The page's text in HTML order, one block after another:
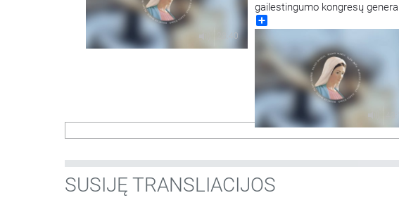
28:40
gailestingumo kongresų
šventovės rektoriaus kun.
SUSIJĘ TRANSLIACIJOS